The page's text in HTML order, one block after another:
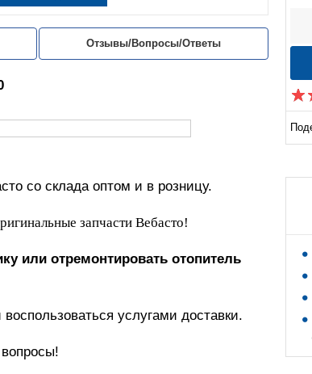
Отзывы/Вопросы/Ответы
со склада оптом и в розницу.
запчасти Вебасто!
или отремонтировать отопитель
услугами доставки.